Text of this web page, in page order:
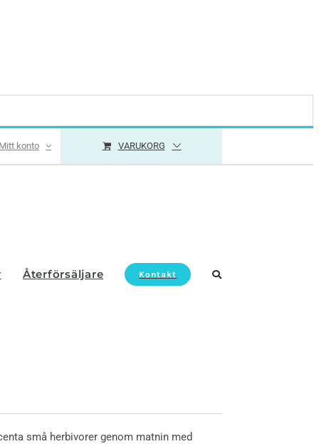
konto VARUKORG
Återförsäljare Kontakt
små herbivorer genom matnin med